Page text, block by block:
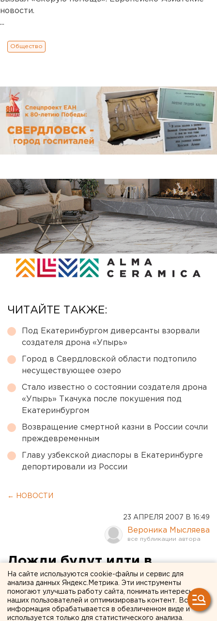
новости.
...
Общество
ЧИТАЙТЕ ТАКЖЕ:
Под Екатеринбургом диверсанты взорвали
создателя дрона «Упырь»
Город в Свердловской области подтопило
несуществующее озеро
Стало известно о состоянии создателя дрона
«Упырь» Ткачука после покушения под
Екатеринбургом
Возвращение смертной казни в России сочли
преждевременным
Главу узбекской диаспоры в Екатеринбурге
депортировали из России
← НОВОСТИ
23 АПРЕЛЯ 2007 В 16:49
Вероника Мысляева
Дожди будут идти в
Екатеринбурге вплоть до
майских праздников
Екатеринбург. Небольшие дожди будут идти в
На сайте используются cookie-файлы и сервис для
анализа данных Яндекс.Метрика. Эти инструменты
помогают улучшать работу сайта, понимать интересы
наших пользователей и оптимизировать контент. Вся
информация обрабатывается в обезличенном виде и
используется только для статистического анализа.